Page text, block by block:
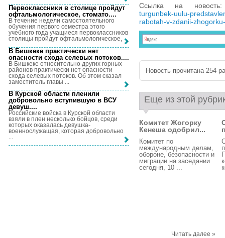
Ссылка на
turgunbek-uulu-
rabotah-v-zdanii-
Новость прочитана 254
Еще из этой
Комитет Жогорку
Кенеша одобрил...
Комитет по
международным делам,
обороне, безопасности и
миграции на заседании
сегодня, 10 ...
Читать далее »
Первоклассники в столице пройдут
офтальмологическое, стомато....
В течение недели самостоятельного
обучения первого семестра этого
учебного года учащиеся первоклассников
столицы пройдут офтальмологическое, ...
В Бишкеке практически нет
опасности схода селевых потоков....
В Бишкеке относительно других горных
районов практически нет опасности
схода селевых потоков. Об этом сказал
заместитель главы ...
В Курской области пленили
добровольно вступившую в ВСУ
девуш....
Российские войска в Курской области
взяли в плен несколько бойцов, среди
которых оказалась девушка-
военнослужащая, которая добровольно
...